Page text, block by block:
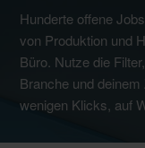
Hunderte offene
von Produktion und
Büro. Nutze die
Branche und
wenigen Klicks, auf